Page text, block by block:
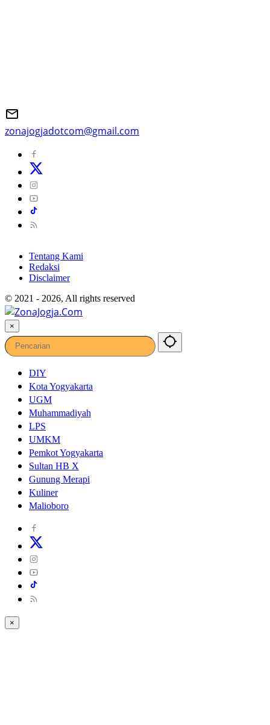
zonajogjadotcom@gmail.com
Tentang Kami
Redaksi
Disclaimer
© 2021 - 2026, All rights reserved
×
DIY
Kota Yogyakarta
UGM
Muhammadiyah
LPS
UMKM
Pemkot Yogyakarta
Sultan HB X
Gunung Merapi
Kuliner
Malioboro
×